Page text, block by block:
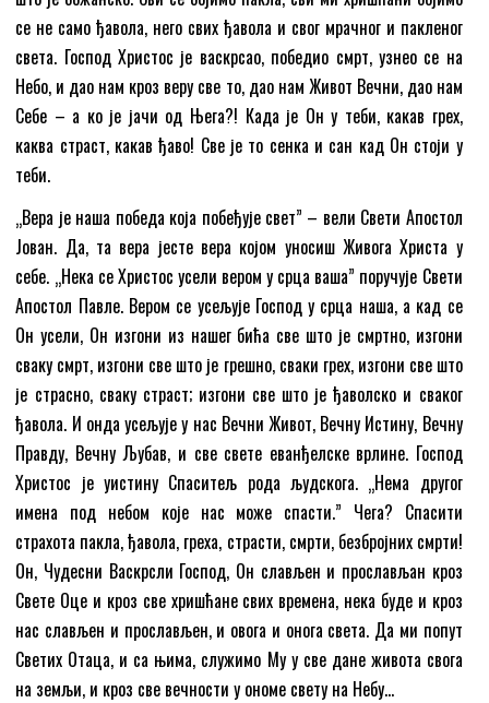
се не само ђавола, него свих ђавола и свог мрачног и пакленог
света. Господ Христос је васкрсао, победио смрт, узнео се на
Небо, и дао нам кроз веру све то, дао нам Живот Вечни, дао нам
Себе – а ко је јачи од Њега?! Када је Он у теби, какав грех,
каква страст, какав ђаво! Све је то сенка и сан кад Он стоји у
теби.
„Вера је наша победа која побеђује свет” – вели Свети Апостол
Јован. Да, та вера јесте вера којом уносиш Живога Христа у
себе. „Нека се Христос усели вером у срца ваша” поручује Свети
Апостол Павле. Вером се усељује Господ у срца наша, а кад се
Он усели, Он изгони из нашег бића све што је смртно, изгони
сваку смрт, изгони све што је грешно, сваки грех, изгони све што
је страсно, сваку страст; изгони све што је ђаволско и сваког
ђавола. И онда усељује у нас Вечни Живот, Вечну Истину, Вечну
Правду, Вечну Љубав, и све свете еванђелске врлине. Господ
Христос је уистину Спаситељ рода људскога. „Нема другог
имена под небом које нас може спасти.” Чега? Спасити
страхота пакла, ђавола, греха, страсти, смрти, безбројних смрти!
Он, Чудесни Васкрсли Господ, Он слављен и прослављан кроз
Свете Оце и кроз све хришћане свих времена, нека буде и кроз
нас слављен и прослављен, и овога и онога света. Да ми попут
Светих Отаца, и са њима, служимо Му у све дане живота свога
на земљи, и кроз све вечности у ономе свету на Небу…